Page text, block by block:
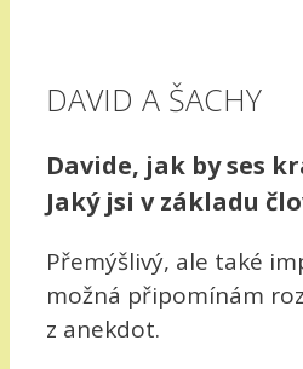
DAVID A ŠACHY
Davide, jak by ses
Jaký jsi v základu
Přemýšlivý, ale také
možná připomínám
z anekdot.